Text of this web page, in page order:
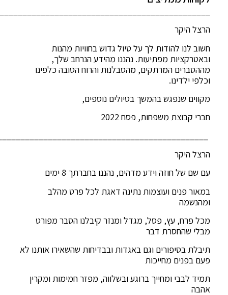
הרצל היקר
חשוב לנו להודות לך על טיול גדוש בחוויות מהנות
ובאטרקציות מפתיעות. נהננו מהידע הנרחב שלך,
מההסברים המרתקים, מהסבלנות והרוח הטובה כלפינו
וכלפי ילדינו.
מקווים שנפגש בהמשך בטיולים נוספים,
חברי קבוצת משפחות, פסח 2022
הרצל היקר
עם שם של חוזה וידע מדהים, נהננו בחברתך 8 ימים
במאור פנים ועוצמות נתינה דאגת לכל פרט מהלב
ומהנשמה
מכל פרח, עץ, פסל, מגדל ומנזר קיבלנו הסבר מפורט
מבלי שהחסרת דבר
תיבלת בסיפורים וגם באגדות ובבדיחות שהשאירו אותנו לא
פעם בפנים מחייכות
תמיד לבבי ומחייך ברוגע ובשלווה, מפזר חמימות ומקרין
אהבה